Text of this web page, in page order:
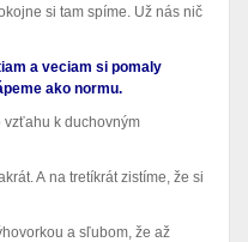
si tam spíme. Už nás nič
a veciam si pomaly
ako normu.
vzťahu k duchovným
A na tretíkrát zistíme, že si
a sľubom, že až